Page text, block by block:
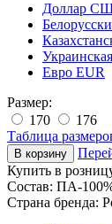
Доллар
Евро EUR
Размер:
170
176
Таблица
Купить в
Состав: ПА-
Страна бренда: